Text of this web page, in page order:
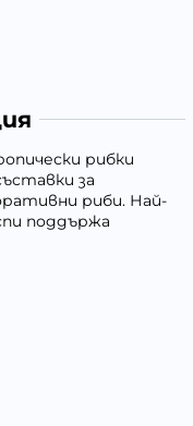
рибки
за
риби. Най-
поддържа